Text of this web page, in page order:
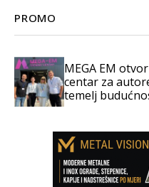
PROMO
MEGA EM
centar za
temelj